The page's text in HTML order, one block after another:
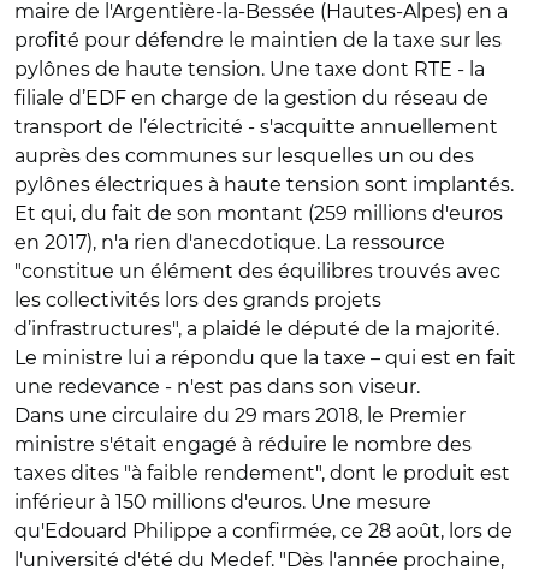
maire de l'Argentière-la-Bessée (Hautes-Alpes) en a
profité pour défendre le maintien de la taxe sur les
pylônes de haute tension. Une taxe dont RTE - la
filiale d’EDF en charge de la gestion du réseau de
transport de l’électricité - s'acquitte annuellement
auprès des communes sur lesquelles un ou des
pylônes électriques à haute tension sont implantés.
Et qui, du fait de son montant (259 millions d'euros
en 2017), n'a rien d'anecdotique. La ressource
"constitue un élément des équilibres trouvés avec
les collectivités lors des grands projets
d’infrastructures", a plaidé le député de la majorité.
Le ministre lui a répondu que la taxe – qui est en fait
une redevance - n'est pas dans son viseur.
Dans une circulaire du 29 mars 2018, le Premier
ministre s'était engagé à réduire le nombre des
taxes dites "à faible rendement", dont le produit est
inférieur à 150 millions d'euros. Une mesure
qu'Edouard Philippe a confirmée, ce 28 août, lors de
l'université d'été du Medef. "Dès l'année prochaine,